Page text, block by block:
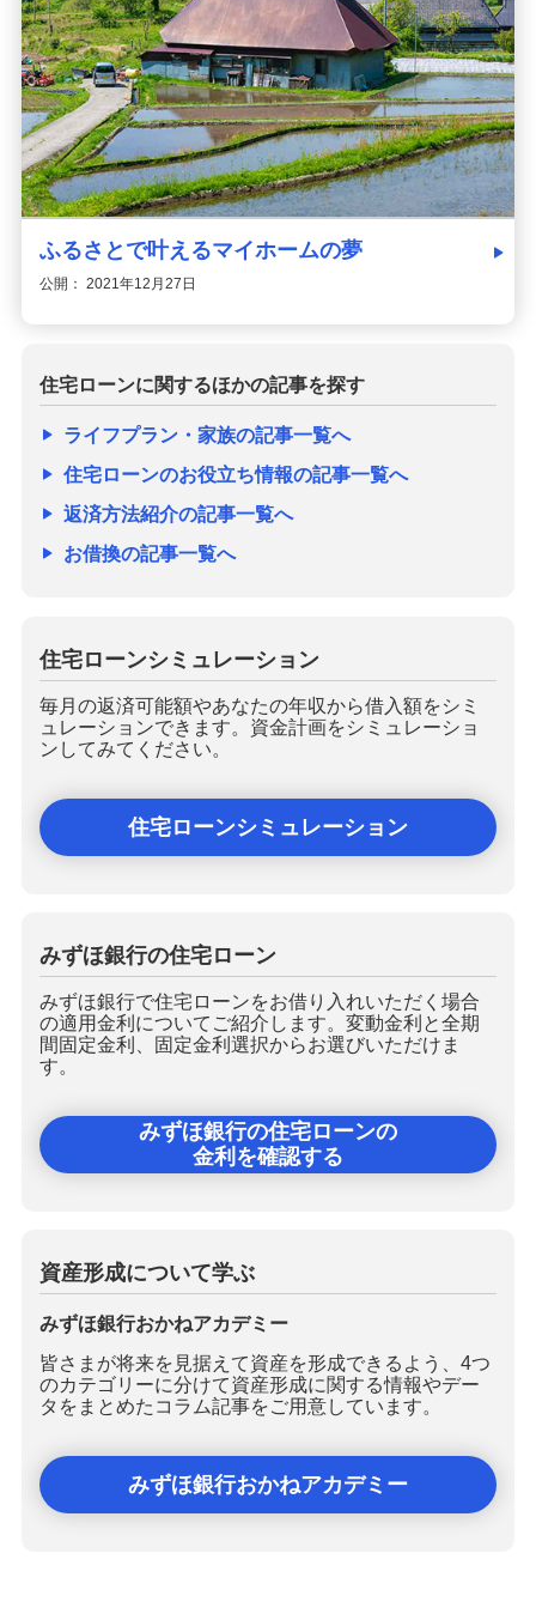
ふるさとで叶えるマイホームの夢
公開： 2021年12月27日
住宅ローンに関するほかの記事を探す
ライフプラン・家族の記事一覧へ
住宅ローンのお役立ち情報の記事一覧へ
返済方法紹介の記事一覧へ
お借換の記事一覧へ
住宅ローンシミュレーション
毎月の返済可能額やあなたの年収から借入額をシミ
ュレーションできます。資金計画をシミュレーショ
ンしてみてください。
住宅ローンシミュレーション
みずほ銀行の住宅ローン
みずほ銀行で住宅ローンをお借り入れいただく場合
の適用金利についてご紹介します。変動金利と全期
間固定金利、固定金利選択からお選びいただけま
す。
みずほ銀行の住宅ローンの
金利を確認する
資産形成について学ぶ
みずほ銀行おかねアカデミー
皆さまが将来を見据えて資産を形成できるよう、4つ
のカテゴリーに分けて資産形成に関する情報やデー
タをまとめたコラム記事をご用意しています。
みずほ銀行おかねアカデミー